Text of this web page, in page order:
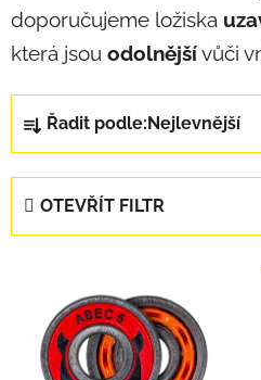
doporučujeme ložiska
která jsou odolnějšívůči
Řazení produktů
Řadit podle: Nejlevnější
OTEVŘÍT FILTR